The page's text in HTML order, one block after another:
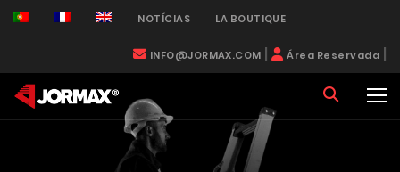
NOTÍCIAS LA BOUTIQUE
INFO@JORMAX.COM | Área Reservada